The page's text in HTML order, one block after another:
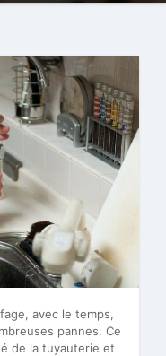
avec le temps,
pannes. Ce
de la tuyauterie et